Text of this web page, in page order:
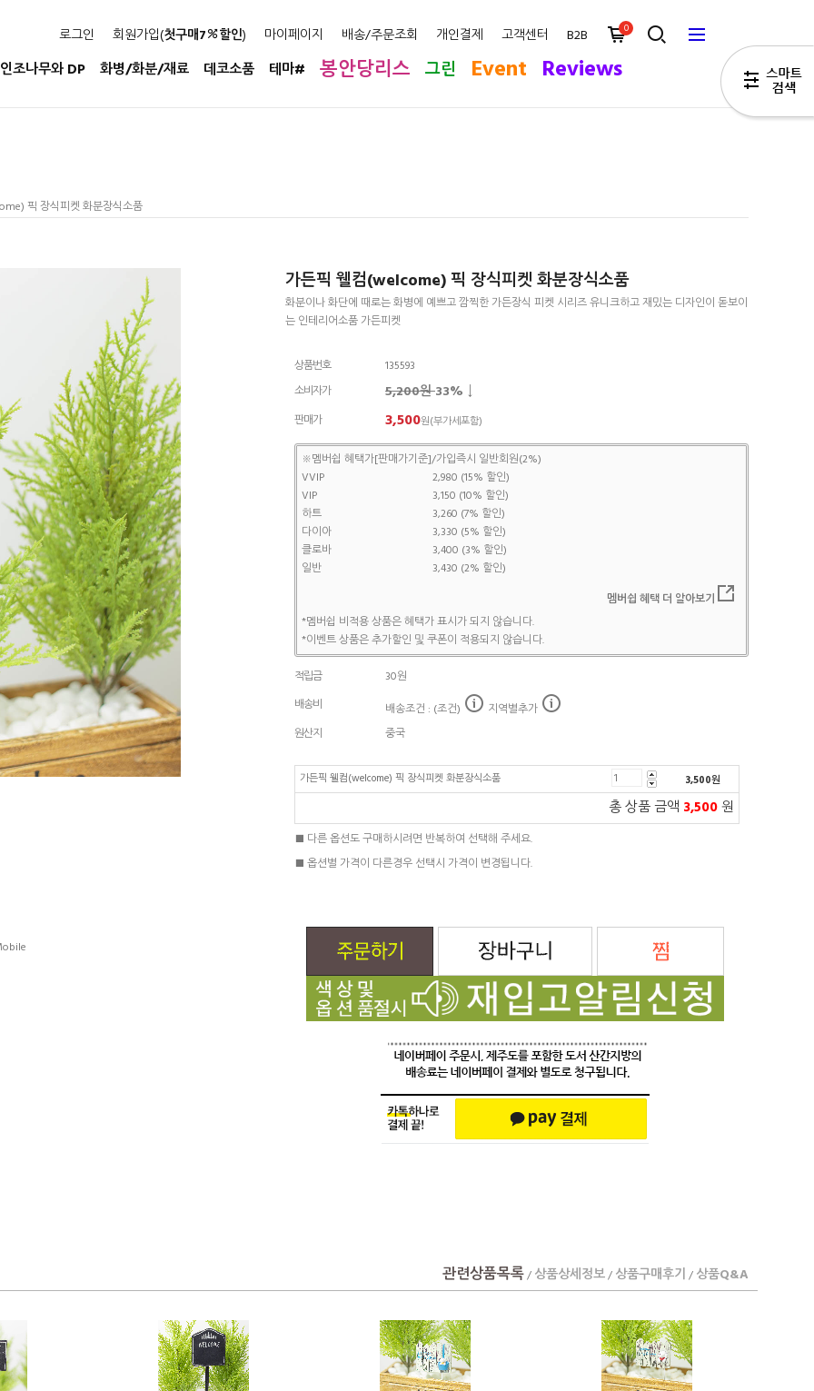
로그인 회원가입(첫구매7 할인) 마이페이지 배송/주문조회 개인결제 고객센터 B2B 0
인조나무와 DP 화병/화분/재료 데코소품 테마# 봉안당리스 그린 Event Reviews
픽 장식피켓 화분장식소품
가든픽 웰컴(welcome) 픽 장식피켓 화분장식소품
화분이나 화단에 때로는 화병에 예쁘고 깜찍한 가든장식 피켓 시리즈 유니크하고 재밌는 디자인이 돋보이
는 인테리어소품 가든피켓
상품번호
135593
소비자가
5,200원33% ↓
판매가 3,500원(부가세포함)
※멤버쉽 혜택가[판매가기준]/가입즉시 일반회원(2%)
VVIP
2,980 (15% 할인)
VIP
3,150 (10% 할인)
하트
3,260 (7% 할인)
다이아
3,330 (5% 할인)
클로바
3,400 (3% 할인)
일반
3,430 (2% 할인)
멤버쉽 혜택 더 알아보기
*멤버쉽 비적용 상품은 혜택가 표시가 되지 않습니다.
*이벤트 상품은 추가할인 및 쿠폰이 적용되지 않습니다.
적립금
30원
배송비
배송조건 : (조건)
지역별추가
원산지
중국
가든픽 웰컴(welcome) 픽 장식피켓 화분장식소품 3,500원
총 상품 금액 3,500원
■ 다른 옵션도 구매하시려면 반복하여 선택해 주세요.
■ 옵션별 가격이 다른경우 선택시 가격이 변경됩니다.
관련상품목록/ 상품상세정보/ 상품구매후기 / 상품Q&A